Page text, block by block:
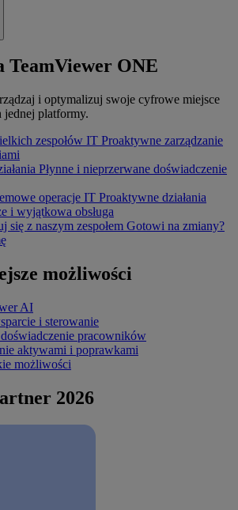
TeamViewer ONE
i optymalizuj swoje cyfrowe miejsce
jednej platformy.
zespołów IT Proaktywne zarządzanie
Płynne i nieprzerwane doświadczenie
operacje IT Proaktywne działania
i wyjątkowa obsługa
się z naszym zespołem Gotowi na zmiany?
możliwości
AI
i sterowanie
pracowników
aktywami i poprawkami
możliwości
2026